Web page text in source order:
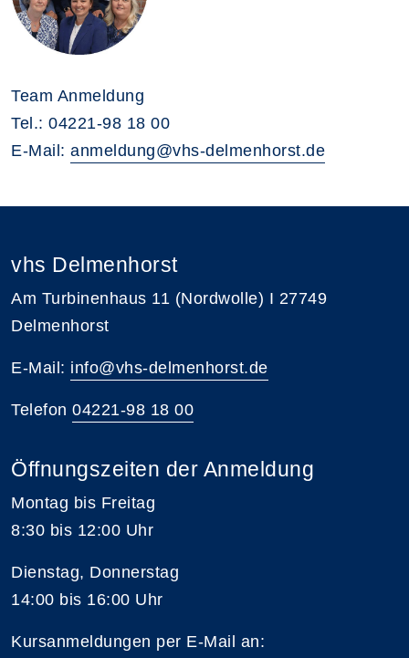
Team Anmeldung
Tel.: 04221-98 18 00
E-Mail: anmeldung@vhs-delmenhorst.de
vhs Delmenhorst
Am Turbinenhaus 11 (Nordwolle) I 27749
Delmenhorst
E-Mail: info@vhs-delmenhorst.de
Telefon 04221-98 18 00
Öffnungszeiten der Anmeldung
Montag bis Freitag
8:30 bis 12:00 Uhr
Dienstag, Donnerstag
14:00 bis 16:00 Uhr
Kursanmeldungen per E-Mail an: